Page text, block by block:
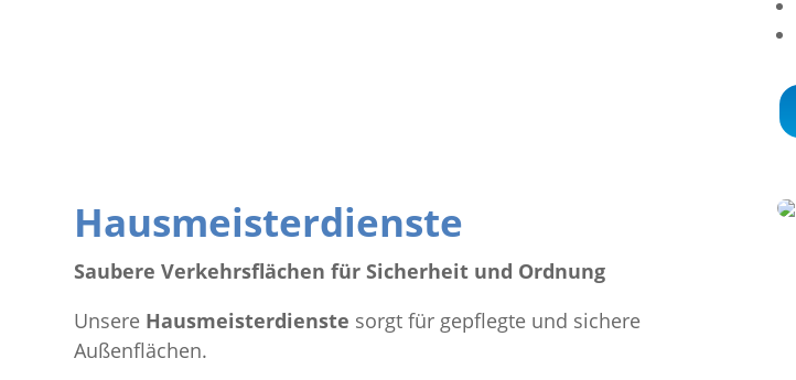
Hausmeisterdienste
Saubere Verkehrsflächen für Sicherheit und Ordnung
Unsere Hausmeisterdienste sorgt für gepflegte und sichere
Außenflächen.